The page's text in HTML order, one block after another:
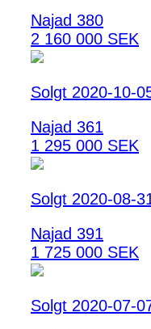
Najad 380
2 160 000 SEK
Solgt 2020-10-
Najad 361
1 295 000 SEK
Solgt 2020-08-
Najad 391
1 725 000 SEK
Solgt 2020-07-